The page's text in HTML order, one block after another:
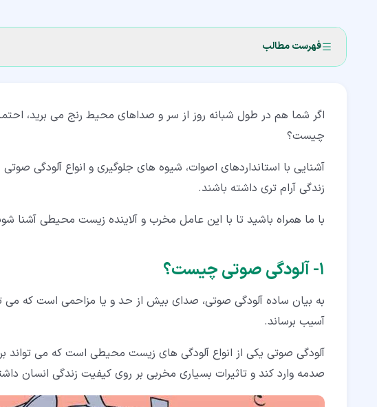
فهرست مطالب
۱‏-‏۱‏- عوامل مخرب بودن صدا
۳‏- انواع آلودگی صوتی
۳‏-‏۲‏- لوازم خانگی
۳‏-‏۵‏- آلودگی صوتی ناشی از حوادث طبیعی
۳‏-‏۸‏- فعالیت های ساخت و ساز و تعمیر و نگهداری
اگر شما هم در طول شبانه روز از سر و صداهای محیط رنج می برید،
چیست؟
آشنایی با استانداردهای اصوات، شیوه های جلوگیری و انواع آلودگی
زندگی آرام تری داشته باشند.
با ما همراه باشید تا با این عامل مخرب و آلاینده زیست محیطی آشنا
۱‏- آلودگی صوتی چیست؟
به بیان ساده آلودگی صوتی، صدای بیش از حد و یا مزاحمی است که می
آسیب برساند.
آلودگی صوتی یکی از انواع آلودگی های زیست محیطی است که می تواند
صدمه وارد کند و تاثیرات بسیاری مخربی بر روی کیفیت زندگی انسان